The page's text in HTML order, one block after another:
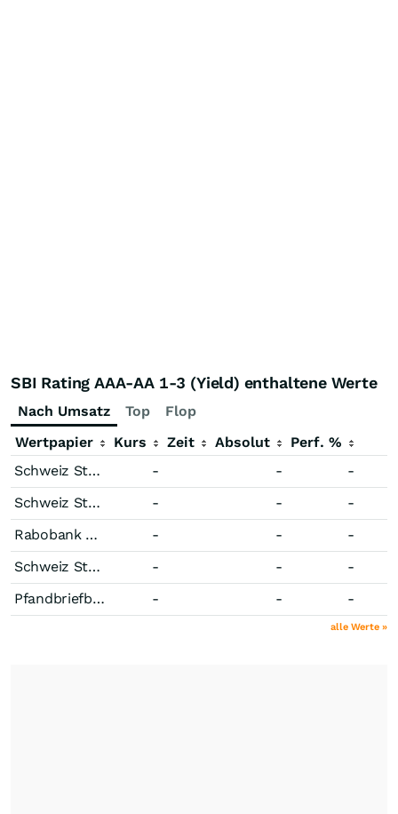
SBI Rating AAA-AA 1-3 (Yield) enthaltene Werte
Nach Umsatz Top
Flop
Wertpapier
Kurs Zeit Absolut
Perf. %
Schweiz Staatsanleihe 4,00 % bis 02/23
- -
-
Schweiz Staatsanleihe 2,00 % bis 04/21
- -
-
Rabobank Unternehmensanleihe 2,00 % bis 09/21
- -
-
Schweiz Staatsanleihe 2,00 % bis 05/22
- -
-
Pfandbriefbank der schweizerischen Hypothekarinstitute Pfandbrief 0,00 % bis 02/22
- - -
alle Werte »